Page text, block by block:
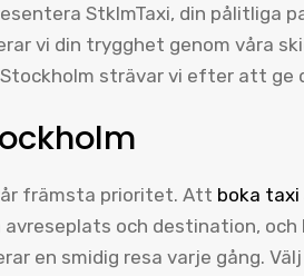
StklmTaxi, din pålitliga
vi din trygghet genom våra
strävar vi efter att ge
främsta prioritet. Att boka taxi
avreseplats och destination,
en smidig resa varje gång.